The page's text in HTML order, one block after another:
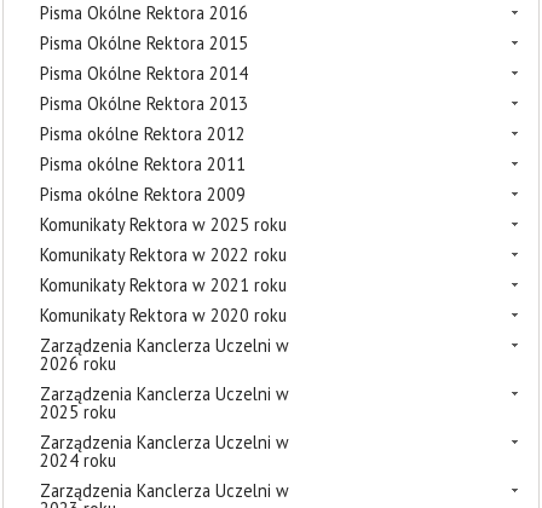
Pisma Okólne Rektora 2016
Pisma Okólne Rektora 2015
Pisma Okólne Rektora 2014
Pisma Okólne Rektora 2013
Pisma okólne Rektora 2012
Pisma okólne Rektora 2011
Pisma okólne Rektora 2009
Komunikaty Rektora w 2025 roku
Komunikaty Rektora w 2022 roku
Komunikaty Rektora w 2021 roku
Komunikaty Rektora w 2020 roku
Zarządzenia Kanclerza Uczelni w
2026 roku
Zarządzenia Kanclerza Uczelni w
2025 roku
Zarządzenia Kanclerza Uczelni w
2024 roku
Zarządzenia Kanclerza Uczelni w